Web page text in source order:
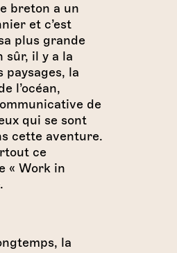
breton a un
et c’est
plus grande
sûr, il y a la
paysages, la
l’océan,
de
qui se sont
cette aventure.
ce
« Work in
la